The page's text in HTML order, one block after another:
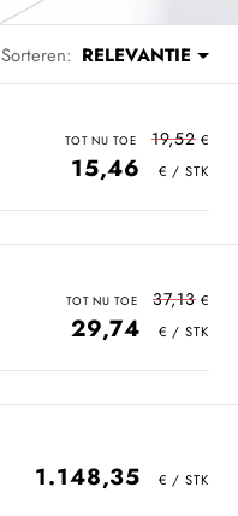
Sorteren: RELEVANTIE
19,52
15,46
37,13
29,74
1.148,35